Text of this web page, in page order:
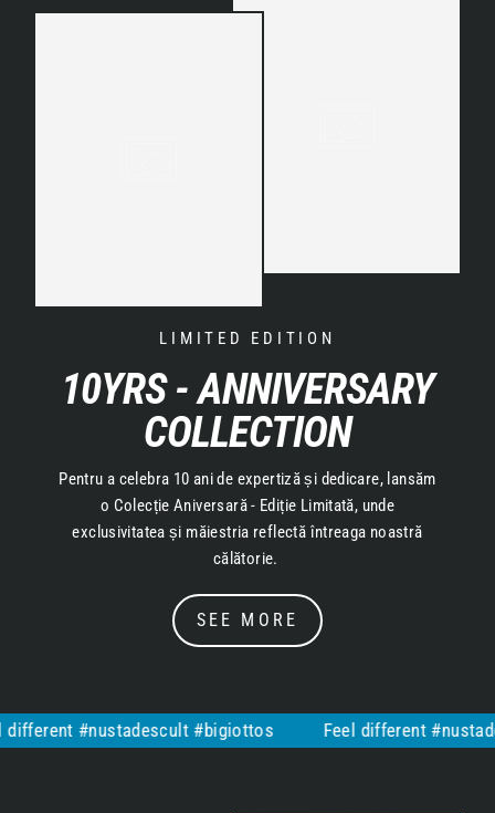
LIMITED EDITION
10YRS - ANNIVERSARY
COLLECTION
Pentru a celebra 10 ani de expertiză și dedicare, lansăm
o Colecție Aniversară - Ediție Limitată, unde
exclusivitatea și măiestria reflectă întreaga noastră
călătorie.
SEE MORE
#nustadescult #bigiottos Feel different #nustadescult